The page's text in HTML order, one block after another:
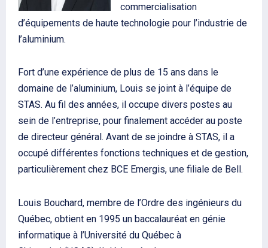
commercialisation
d’équipements de haute technologie pour l’industrie de
l’aluminium.
Fort d’une expérience de plus de 15 ans dans le
domaine de l’aluminium, Louis se joint à l’équipe de
STAS. Au fil des années, il occupe divers postes au
sein de l’entreprise, pour finalement accéder au poste
de directeur général. Avant de se joindre à STAS, il a
occupé différentes fonctions techniques et de gestion,
particulièrement chez BCE Emergis, une filiale de Bell.
Louis Bouchard, membre de l’Ordre des ingénieurs du
Québec, obtient en 1995 un baccalauréat en génie
informatique à l’Université du Québec à